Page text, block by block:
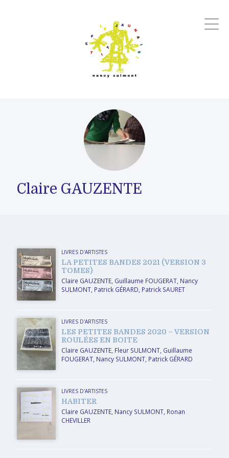
Claire GAUZENTE
LIVRES D'ARTISTES
LA PETITES BANDES 2021 (VERSION 3
TOMES)
Claire GAUZENTE, Guillaume FOUGERAT, Nancy
SULMONT, Patrick GÉRARD, Patrick SAURET
LIVRES D'ARTISTES
LES PETITES BANDES 2020 – VERSION
ROULÉES EN BOITE
Claire GAUZENTE, Fleur SULMONT, Guillaume
FOUGERAT, Nancy SULMONT, Patrick GÉRARD
LIVRES D'ARTISTES
HABITER
Claire GAUZENTE, Nancy SULMONT, Ronan
CHEVILLER